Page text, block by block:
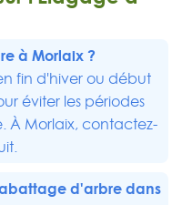
à Morlaix ?
fin d'hiver ou début
éviter les périodes
À Morlaix, contactez-
d'arbre dans